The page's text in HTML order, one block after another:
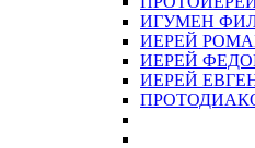
ИГУМЕН
ИЕРЕЙ
ИЕРЕЙ
ИЕРЕЙ